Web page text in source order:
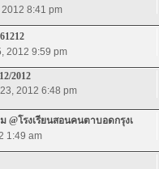
2012 8:41 pm
2012 9:59 pm
2012
2012 6:48 pm
โรงเรียนสอนคนตาบอดกรุงเ
1:49 am